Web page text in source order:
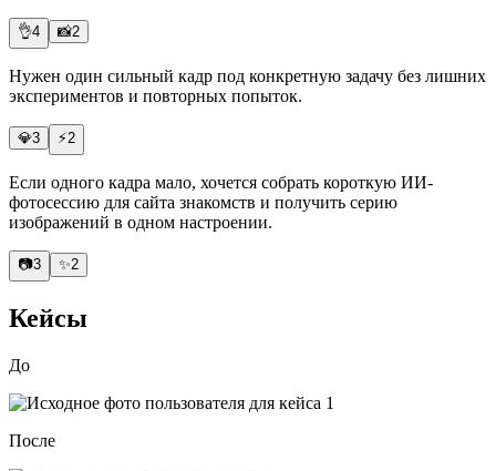
👌4 📸2
Нужен один сильный кадр под конкретную задачу без лишних
экспериментов и повторных попыток.
💎3 ⚡2
Если одного кадра мало, хочется собрать короткую ИИ-
фотосессию для сайта знакомств и получить серию
изображений в одном настроении.
📷3 ✨2
Кейсы
До
После